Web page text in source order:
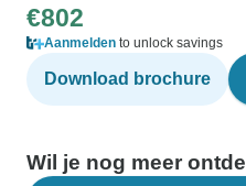
€802
Aanmelden to unlock savings
Download brochure
Wil je nog meer